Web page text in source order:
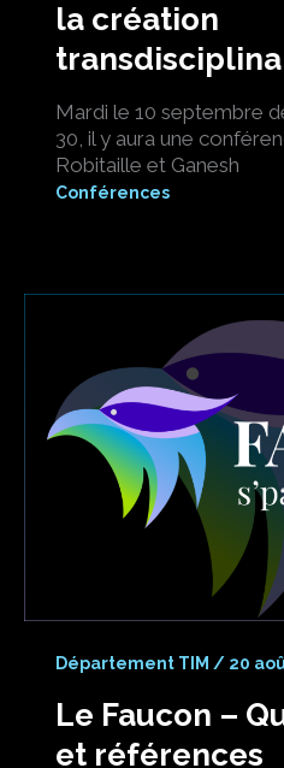
la création
Mardi le 10 septembre
30, il y aura une
Robitaille et Ganesh
Conférences
Département TIM / 20
Le Faucon –
et références